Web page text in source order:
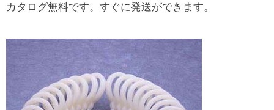
カタログ無料です。すぐに発送ができます。